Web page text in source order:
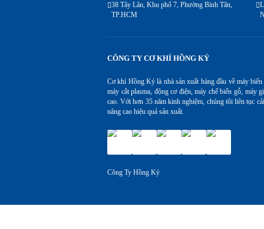
38 Tây Lân, Khu phố 7, Phường Bình Tân,
TP.HCM
CÔNG TY CƠ KHÍ HỒNG KÝ
Cơ khí Hồng Ký là nhà sản xuất hàng đầu về máy
máy cắt plasma, động cơ điện, máy chế biến gỗ, máy
cao. Với hơn 35 năm kinh nghiệm, chúng tôi liên tục
nâng cao hiệu quả sản xuất.
Công Ty Hồng Ký